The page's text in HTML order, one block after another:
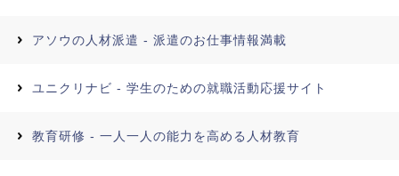
アソウの人材派遣 - 派遣のお仕事情報満載
ユニクリナビ - 学生のための就職活動応援サイト
教育研修 - 一人一人の能力を高める人材教育